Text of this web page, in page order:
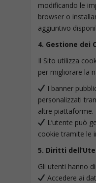
modificando le
browser o
aggiuntivo
4. Gestione dei
Il Sito utilizza
per migliorare la
I banner
personalizzati
altre piattaforme.
L’utente può
cookie tramite le
5. Diritti
Gli utenti hanno
Accedere ai